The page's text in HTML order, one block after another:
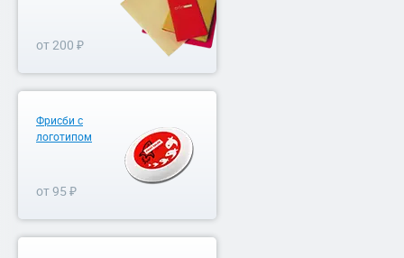
от 200 ₽
Фрисби с
логотипом
от 95 ₽